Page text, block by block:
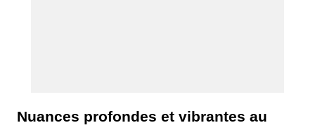
Nuances profondes et vibrantes au